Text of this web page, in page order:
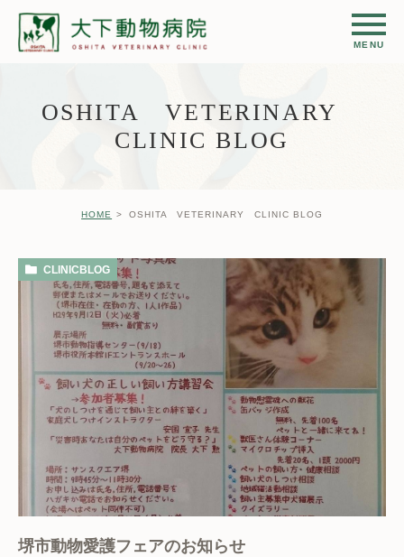
OSHITA VETERINARY
CLINIC BLOG
HOME OSHITA VETERINARY CLINIC BLOG
CLINICBLOG
堺市動物愛護フェアのお知らせ